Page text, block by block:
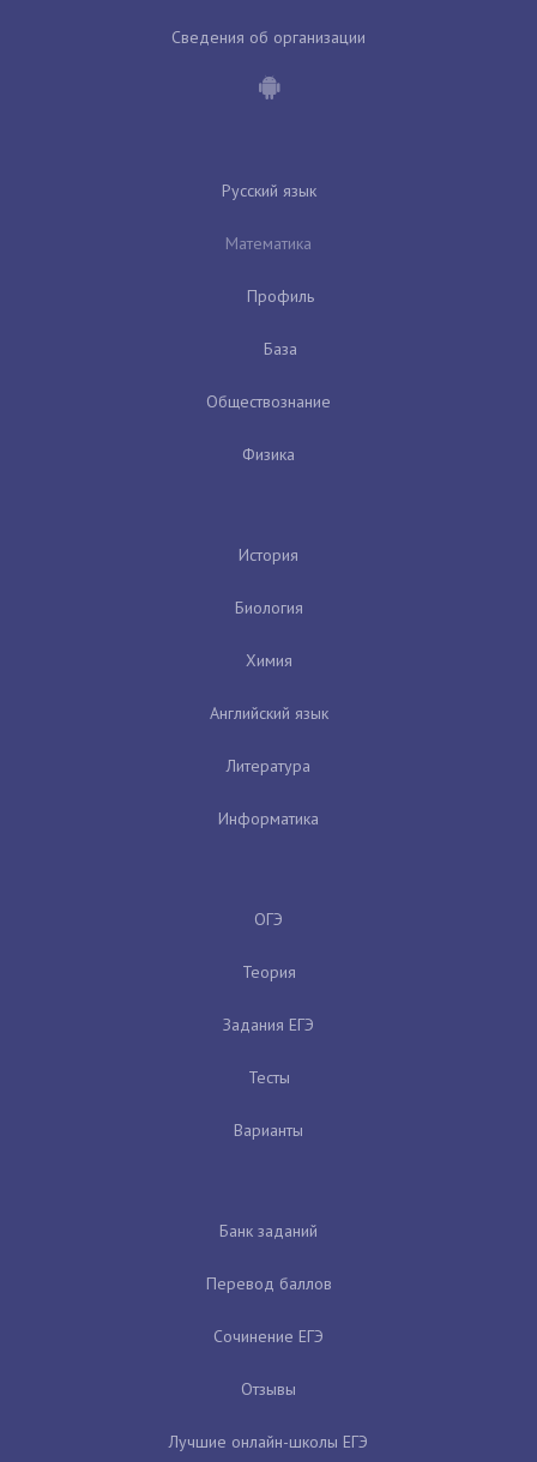
Сведения об организации
Русский язык
Математика
Профиль
База
Обществознание
Физика
История
Биология
Химия
Английский язык
Литература
Информатика
ОГЭ
Теория
Задания ЕГЭ
Тесты
Варианты
Банк заданий
Перевод баллов
Сочинение ЕГЭ
Отзывы
Лучшие онлайн-школы ЕГЭ